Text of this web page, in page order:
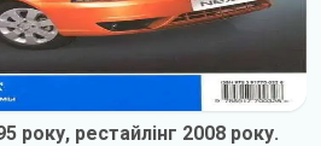
року, рестайлінг 2008 року.